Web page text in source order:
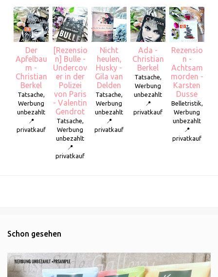
Der
Apfelbau
m -
Christian
Berkel
Tatsache,
Werbung
unbezahlt
📍
privatkauf
[Rezensio
n] Bulle -
Undercov
er in der
Polizei
von Paris
- Valentin
Gendrot
Tatsache,
Werbung
unbezahlt
📍
privatkauf
Nicht
heulen,
Husky -
Gila van
Delden
Tatsache,
Werbung
unbezahlt
📍
privatkauf
Ada -
Christian
Berkel
Tatsache,
Werbung
unbezahlt
📍
privatkauf
Rezensio
n -
Achtsam
morden -
Karsten
Dusse
Belletristik,
Werbung
unbezahlt
📍
privatkauf
Schon gesehen